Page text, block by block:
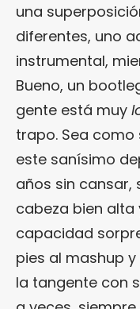
una
diferentes, uno
instrumental,
Bueno, un
gente está muy
trapo. Sea como
este sanísimo
años sin cansar,
cabeza bien alta
capacidad
pies al mashup
la tangente con